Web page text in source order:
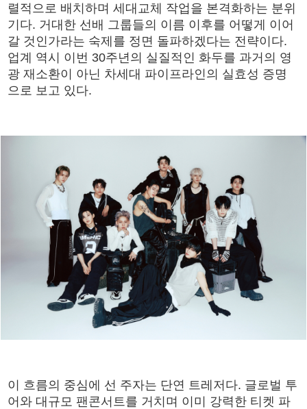
렬적으로 배치하며 세대교체 작업을 본격화하는 분위
기다. 거대한 선배 그룹들의 이름 이후를 어떻게 이어
갈 것인가라는 숙제를 정면 돌파하겠다는 전략이다.
업계 역시 이번 30주년의 실질적인 화두를 과거의 영
광 재소환이 아닌 차세대 파이프라인의 실효성 증명
으로 보고 있다.
이 흐름의 중심에 선 주자는 단연 트레저다. 글로벌 투
어와 대규모 팬콘서트를 거치며 이미 강력한 티켓 파